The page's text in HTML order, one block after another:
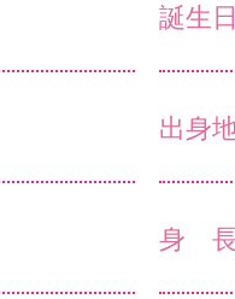
誕生
出身
身